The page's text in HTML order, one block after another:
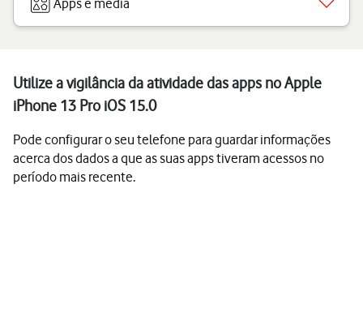
Apps e media
Utilize a vigilância da atividade das apps no Apple
iPhone 13 Pro iOS 15.0
Pode configurar o seu telefone para guardar informações
acerca dos dados a que as suas apps tiveram acessos no
período mais recente.